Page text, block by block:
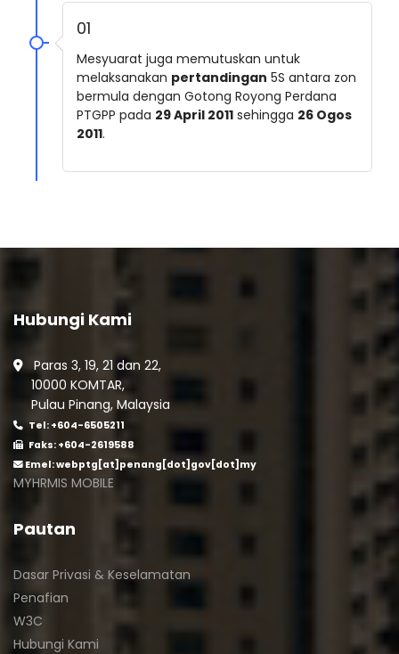
01
Mesyuarat juga memutuskan untuk
melaksanakan pertandingan 5S antara zon
bermula dengan Gotong Royong Perdana
PTGPP pada 29 April 2011 sehingga 26 Ogos
2011.
Hubungi Kami
Paras 3, 19, 21 dan 22,
10000 KOMTAR,
Pulau Pinang, Malaysia
Tel: +604-6505211
Faks: +604-2619588
Emel:webptg[at]penang[dot]gov[dot]my
MYHRMIS MOBILE
Pautan
Dasar Privasi & Keselamatan
Penafian
W3C
Hubungi Kami